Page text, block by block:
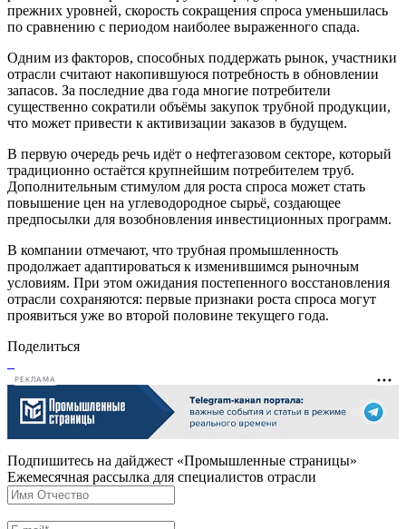
прежних уровней, скорость сокращения спроса уменьшилась
по сравнению с периодом наиболее выраженного спада.
Одним из факторов, способных поддержать рынок, участники
отрасли считают накопившуюся потребность в обновлении
запасов. За последние два года многие потребители
существенно сократили объёмы закупок трубной продукции,
что может привести к активизации заказов в будущем.
В первую очередь речь идёт о нефтегазовом секторе, который
традиционно остаётся крупнейшим потребителем труб.
Дополнительным стимулом для роста спроса может стать
повышение цен на углеводородное сырьё, создающее
предпосылки для возобновления инвестиционных программ.
В компании отмечают, что трубная промышленность
продолжает адаптироваться к изменившимся рыночным
условиям. При этом ожидания постепенного восстановления
отрасли сохраняются: первые признаки роста спроса могут
проявиться уже во второй половине текущего года.
Поделиться
РЕКЛАМА
Подпишитесь на дайджест «Промышленные страницы»
Ежемесячная рассылка для специалистов отрасли